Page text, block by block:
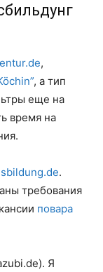
,
, а тип
еще на
время на
.
требования
повара
Я